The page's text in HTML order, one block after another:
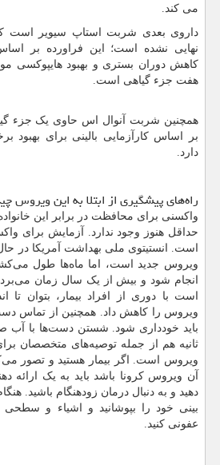
می کند.
داروی بعدی شربت استاپ سیویر است که
نهایی نشده است؛ این فراورده بر اساس
کاهش دوران بستری و بهبود
هفت جزء گیاهی است.
همچنین شربت آنوال اس حاوی یک جزء
بر اساس کارآزمایی بالینی برای بهبود
دارد.
راه‌های پیشگیری از ابتلا به این ویروس
واکسنی برای محافظت در برابر این
حداقل هنوز وجود ندارد. آزمایش برای
است. انستیتوی ملی بهداشت آمریکا در
ویروس جدید است، اما ماه‌ها طول می‌کشد
انجام شود و بیش از یک سال زمان می‌برد
است با دوری از افراد بیمار، بتوان تا
ویروس را کاهش داد. همچنین از تماس
ثانیه هم از جمله توصیه‌های متخصصان
ویروس است. اگر بیمار هستید و تصور
آن ویروس کرونا باشد باید به یک ارائه
دهید و به دنبال درمان زودهنگام باشید.
بینی خود را بپوشانید و اشیاء و
عفونی کنید.